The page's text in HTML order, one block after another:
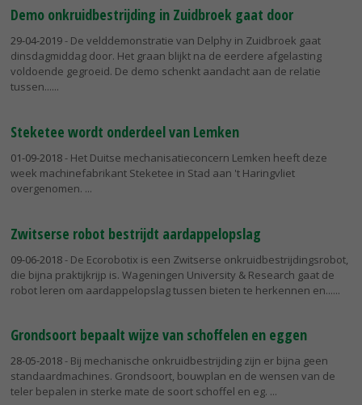
Demo onkruidbestrijding in Zuidbroek gaat door
29-04-2019- De velddemonstratie van Delphy in Zuidbroek gaat
dinsdagmiddag door. Het graan blijkt na de eerdere afgelasting
voldoende gegroeid. De demo schenkt aandacht aan de relatie
tussen...
Steketee wordt onderdeel van Lemken
01-09-2018- Het Duitse mechanisatieconcern Lemken heeft deze
week machinefabrikant Steketee in Stad aan 't Haringvliet
overgenomen.
Zwitserse robot bestrijdt aardappelopslag
09-06-2018- De Ecorobotix is een Zwitserse onkruidbestrijdingsrobot,
die bijna praktijkrijp is. Wageningen University & Research gaat de
robot leren om aardappelopslag tussen bieten te herkennen en...
Grondsoort bepaalt wijze van schoffelen en eggen
28-05-2018- Bij mechanische onkruidbestrijding zijn er bijna geen
standaardmachines. Grondsoort, bouwplan en de wensen van de
teler bepalen in sterke mate de soort schoffel en eg.